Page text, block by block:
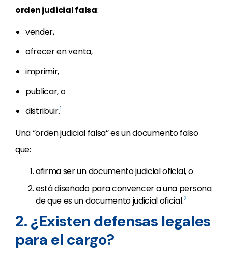
orden judicial falsa:
vender,
ofrecer en venta,
imprimir,
publicar, o
distribuir.1
Una “orden judicial falsa” es un documento falso
que:
afirma ser un documento judicial oficial, o
está diseñado para convencer a una persona
de que es un documento judicial oficial.2
2. ¿Existen defensas legales
para el cargo?